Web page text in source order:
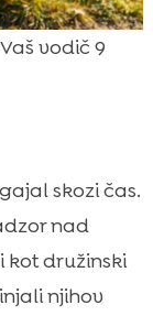
vodič 9
skozi čas.
nad
kot družinski
njihov